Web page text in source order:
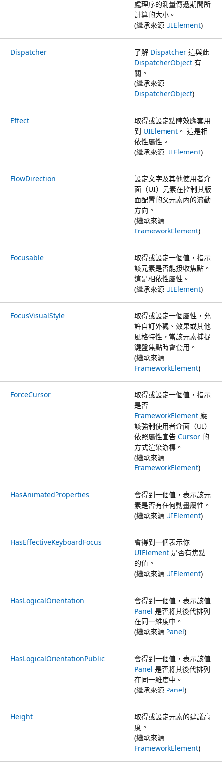
處理序的測量傳遞期間所
計算的大小。
(繼承來源 UIElement)
Dispatcher 了解 Dispatcher 這與此
DispatcherObject 有
關。
(繼承來源
DispatcherObject)
Effect
取得或設定點陣效應套用
到 UIElement 。 這是相
依性屬性。
(繼承來源 UIElement)
FlowDirection
設定文字及其他使用者介
面（UI）元素在控制其版
面配置的父元素內的流動
方向。
(繼承來源
FrameworkElement)
Focusable
取得或設定一個值，指示
該元素是否能接收焦點。
這是相依性屬性。
(繼承來源 UIElement)
FocusVisualStyle
取得或設定一個屬性，允
許自訂外觀、效果或其他
風格特性，當該元素捕捉
鍵盤焦點時會套用。
(繼承來源
FrameworkElement)
ForceCursor
取得或設定一個值，指示
是否
FrameworkElement 應
該強制使用者介面（UI）
依照屬性宣告 Cursor 的
方式渲染游標。
(繼承來源
FrameworkElement)
HasAnimatedProperties
會得到一個值，表示該元
素是否有任何動畫屬性。
(繼承來源 UIElement)
HasEffectiveKeyboardFocus
會得到一個表示你
UIElement 是否有焦點
的值。
(繼承來源 UIElement)
HasLogicalOrientation
會得到一個值，表示該值
Panel 是否將其後代排列
在同一維度中。
(繼承來源 Panel)
HasLogicalOrientationPublic
會得到一個值，表示該值
Panel 是否將其後代排列
在同一維度中。
(繼承來源 Panel)
Height
取得或設定元素的建議高
度。
(繼承來源
FrameworkElement)